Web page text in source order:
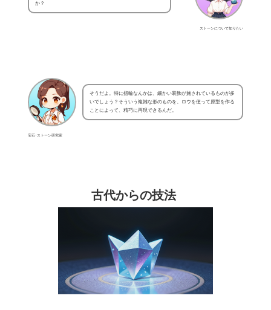
ストーンについて知りたい
か？
宝石･ストーン研究家
そうだよ。特に指輪なんかは、細かい装飾が施されているものが多
いでしょう？そういう複雑な形のものを、ロウを使って原型を作る
ことによって、精巧に再現できるんだ。
古代からの技法